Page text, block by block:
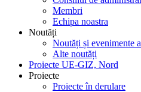
Membri
Echipa noastra
Noutăți
Noutăți și evenimente
Alte noutăți
Proiecte UE-GIZ, Nord
Proiecte
Proiecte în derulare